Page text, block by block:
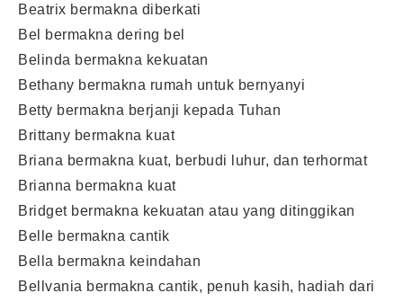
Beatrix bermakna diberkati
Bel bermakna dering bel
Belinda bermakna kekuatan
Bethany bermakna rumah untuk bernyanyi
Betty bermakna berjanji kepada Tuhan
Brittany bermakna kuat
Briana bermakna kuat, berbudi luhur, dan terhormat
Brianna bermakna kuat
Bridget bermakna kekuatan atau yang ditinggikan
Belle bermakna cantik
Bella bermakna keindahan
Bellvania bermakna cantik, penuh kasih, hadiah dari